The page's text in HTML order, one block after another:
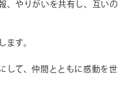
、やりがいを共有し、互いの
ます。
して、仲間とともに感動を世